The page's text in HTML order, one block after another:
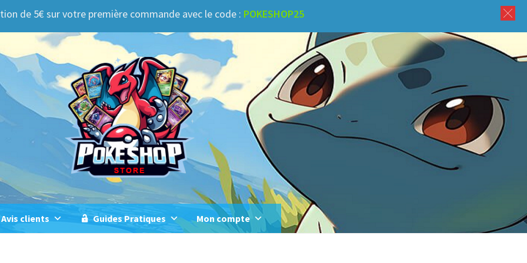
Avis clients Guides Pratiques Mon compte
de 5€ sur votre première commande avec le code : POKESHOP25